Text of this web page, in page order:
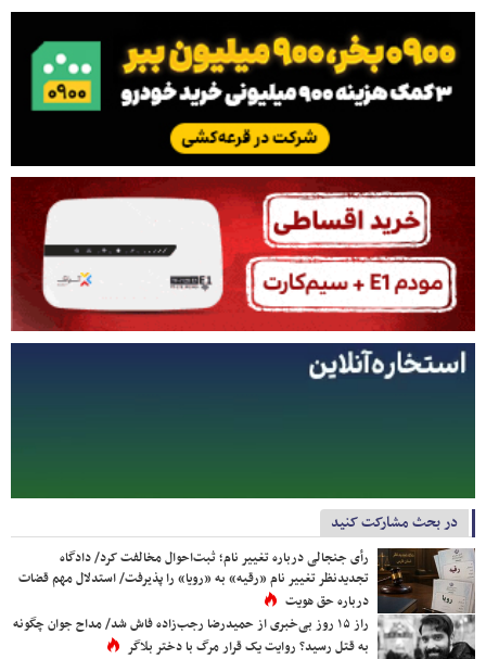
در بحث مشارکت کنید
رأی جنجالی درباره تغییر نام؛ ثبت‌احوال مخالفت کرد/ دادگاه
تجدیدنظر تغییر نام «رقیه» به «رویا» را پذیرفت/ استدلال مهم قضات
درباره حق هویت
راز ۱۵ روز بی‌خبری از حمیدرضا رجب‌زاده فاش شد/ مداح جوان چگونه
به قتل رسید؟ روایت یک قرار مرگ با دختر بلاگر